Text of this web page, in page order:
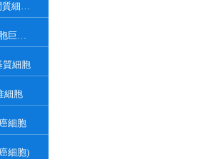
MLTC-1 小鼠睪丸間質細胞瘤細胞系
J774A.1小鼠單核細胞巨噬細胞
質細胞
細胞
細胞
細胞)